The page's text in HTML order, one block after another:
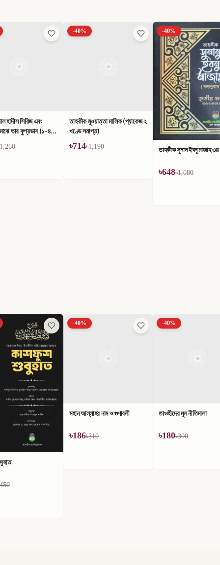
মালিক (প্যাকেজ ২
1,190
-40%
তাহকীক সুনান ইবনু মাজাহ ৩য় খণ্ড
-40%
তাহকীক সুনান ইবনু মাজাহ
৳624৳1,040
নাম ও গুণাবলী
-40%
তাওহীদের মূল নীতিমালা
৳180৳300
-40%